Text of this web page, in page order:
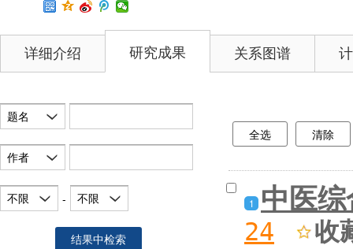
详细介绍 研究成果 关系图谱
题名
作者
不限 - 不限
结果中检索
全选 清除
1 中医
24 收